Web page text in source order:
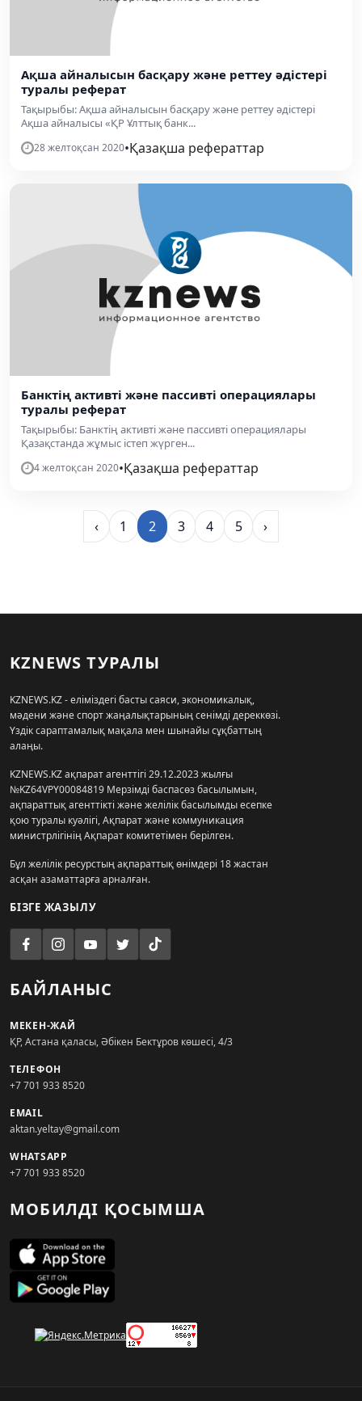
Ақша айналысын басқару және реттеу әдістері
туралы реферат
Тақырыбы: Ақша айналысын басқару және реттеу әдістері
Ақша айналысы «ҚР Ұлттық банк...
28 желтоқсан 2020•Қазақша рефераттар
Банктің активті және пассивті операциялары
туралы реферат
Тақырыбы: Банктің активті және пассивті операциялары
Қазақстанда жұмыс істеп жүрген...
4 желтоқсан 2020•Қазақша рефераттар
‹ 1 2 3 4 5 ›
KZNEWS ТУРАЛЫ
KZNEWS.KZ - еліміздегі басты саяси, экономикалық,
мәдени және спорт жаңалықтарының сенімді дереккөзі.
Үздік сараптамалық мақала мен шынайы сұқбаттың
алаңы.
KZNEWS.KZ ақпарат агенттігі 29.12.2023 жылғы
№KZ64VPY00084819 Мерзімді баспасөз басылымын,
ақпараттық агенттікті және желілік басылымды есепке
қою туралы куәлігі, Ақпарат және коммуникация
министрлігінің Ақпарат комитетімен берілген.
Бұл желілік ресурстың ақпараттық өнімдері 18 жастан
асқан азаматтарға арналған.
БІЗГЕ ЖАЗЫЛУ
БАЙЛАНЫС
МЕКЕН-ЖАЙ
ҚР, Астана қаласы, Әбікен Бектұров көшесі, 4/3
ТЕЛЕФОН
+7 701 933 8520
EMAIL
aktan.yeltay@gmail.com
WHATSAPP
+7 701 933 8520
МОБИЛДІ ҚОСЫМША